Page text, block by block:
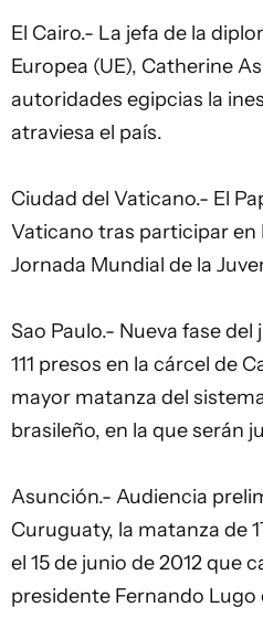
El Cairo.- La jefa de la
Europea (UE), Catherine
autoridades egipcias la
atraviesa el país.
Ciudad del Vaticano.- El
Vaticano tras participar en
Jornada Mundial de la
Sao Paulo.- Nueva fase
111 presos en la cárcel de
mayor matanza del
brasileño, en la que serán
Asunción.- Audiencia
Curuguaty, la matanza de
el 15 de junio de 2012 que
presidente Fernando Lugo